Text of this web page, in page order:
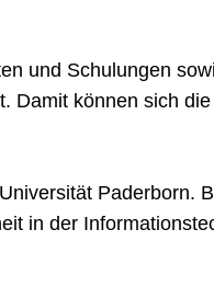
und Schulungen
Damit können sich
Paderborn.
in der